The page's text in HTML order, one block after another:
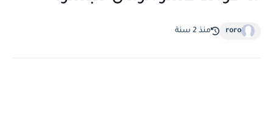
roro منذ 2 سنة